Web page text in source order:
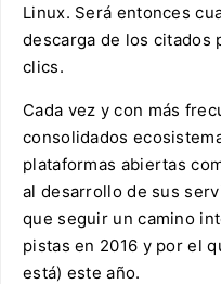
Linux. Será entonces
descarga de los citados
clics.
Cada vez y con más
consolidados
plataformas abiertas
al desarrollo de sus
que seguir un camino
pistas en 2016 y por el
está) este año.